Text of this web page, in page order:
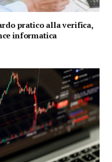
pratico alla verifica,
informatica